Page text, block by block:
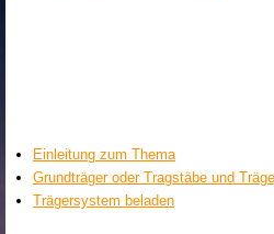
Einleitung zum Thema
Grundträger oder Tragstäbe und
Trägersystem beladen